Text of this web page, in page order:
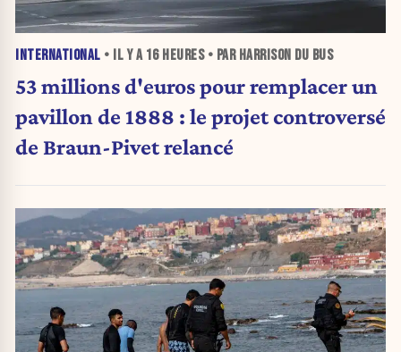
INTERNATIONAL • IL Y A 16 HEURES• PAR HARRISON DU BUS
53 millions d'euros pour remplacer un
pavillon de 1888 : le projet controversé
de Braun-Pivet relancé